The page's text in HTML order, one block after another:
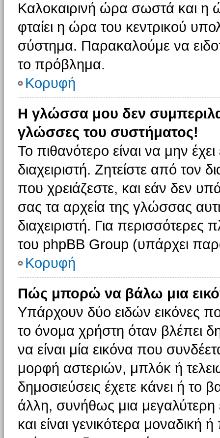
Καλοκαιρινή ώρα σωστά και η
φταίει η ώρα του κεντρικού
σύστημα. Παρακαλούμε να
το πρόβλημα.
Κορυφή
Η γλώσσα μου δεν
γλώσσες του συστήματος!
Το πιθανότερο είναι να μην
διαχειριστή. Ζητείστε από τον
που χρειάζεστε, και εάν δεν
σας τα αρχεία της γλώσσας
διαχειριστή. Για περισσότερες
του phpBB Group (υπάρχει
Κορυφή
Πώς μπορώ να βάλω μια
Υπάρχουν δύο ειδών εικόνες
το όνομα χρήστη όταν βλέπει
να είναι μία εικόνα που
μορφή αστεριών, μπλόκ ή
δημοσιεύσεις έχετε κάνει ή
άλλη, συνήθως μια
και είναι γενικότερα